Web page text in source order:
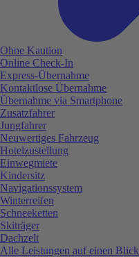
Ohne Kaution
Online Check-In
Express-Übernahme
Kontaktlose Übernahme
Übernahme via Smartphone
Zusatzfahrer
Jungfahrer
Neuwertiges Fahrzeug
Hotelzustellung
Einwegmiete
Kindersitz
Navigationssystem
Winterreifen
Schneeketten
Skiträger
Dachzelt
Alle Leistungen auf einen Blick